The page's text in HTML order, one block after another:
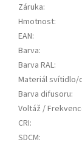
Záruka:
Hmotnost:
EAN:
Barva:
Barva RAL:
Materiál svítidlo/
Barva difusoru:
Voltáž /
CRI:
SDCM: